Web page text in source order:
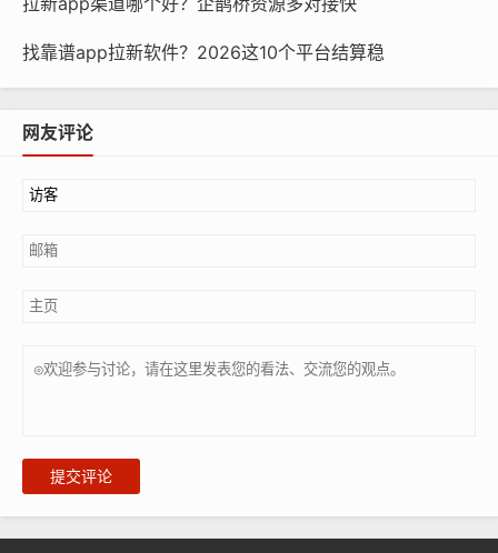
找靠谱app拉新软件？2026这10个平台结算稳
网友评论
提交评论